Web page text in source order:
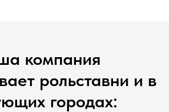
компания
рольставни и в
городах: